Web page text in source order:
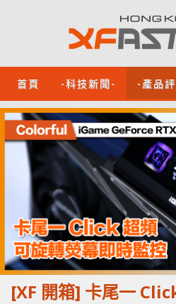
首頁 -科技新聞- -產品
[XF 開箱] 卡尾一